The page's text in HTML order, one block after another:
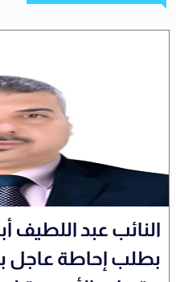
النائب عبد اللطيف
بطلب إحاطة